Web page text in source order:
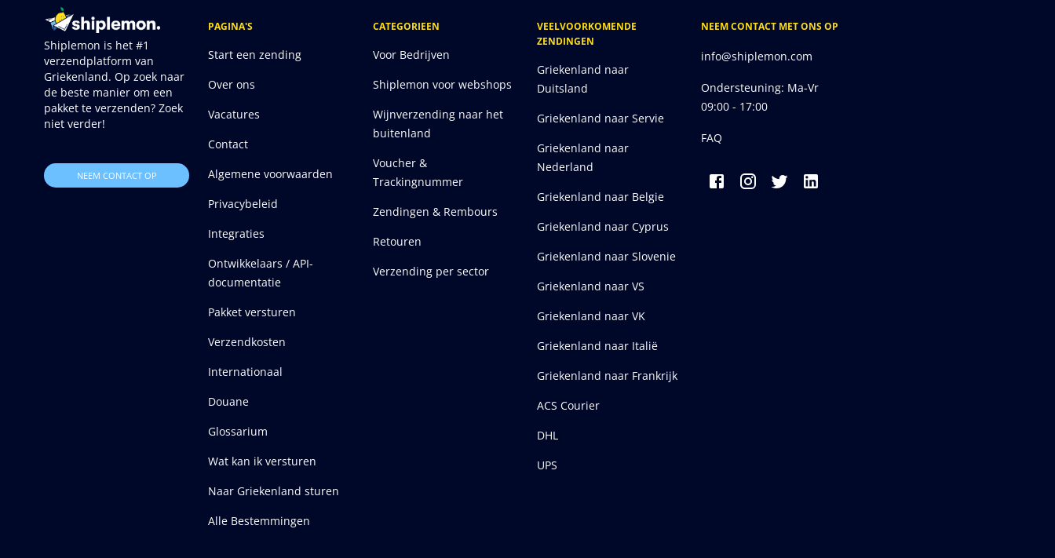
Shiplemon is het #1
verzendplatform van
Griekenland. Op zoek naar
de beste manier om een
pakket te verzenden? Zoek
niet verder!
NEEM CONTACT OP
PAGINA'S
Start een zending
Over ons
Vacatures
Contact
Algemene voorwaarden
Privacybeleid
Integraties
Ontwikkelaars / API-
documentatie
Pakket versturen
Verzendkosten
Internationaal
Douane
Glossarium
Wat kan ik versturen
Naar Griekenland sturen
Alle Bestemmingen
CATEGORIEEN
Voor Bedrijven
Shiplemon voor webshops
Wijnverzending naar het
buitenland
Voucher &
Trackingnummer
Zendingen & Rembours
Retouren
Verzending per sector
VEELVOORKOMENDE
ZENDINGEN
Griekenland naar
Duitsland
Griekenland naar Servie
Griekenland naar
Nederland
Griekenland naar Belgie
Griekenland naar Cyprus
Griekenland naar Slovenie
Griekenland naar VS
Griekenland naar VK
Griekenland naar Italië
Griekenland naar Frankrijk
ACS Courier
DHL
UPS
NEEM CONTACT MET ONS OP
info@shiplemon.com
Ondersteuning: Ma-Vr
09:00 - 17:00
FAQ